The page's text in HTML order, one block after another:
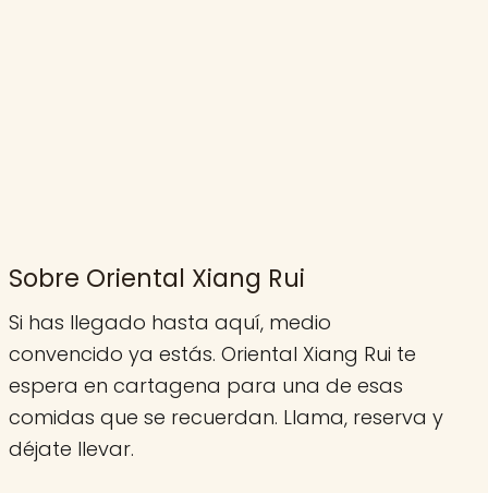
Sobre Oriental Xiang Rui
Si has llegado hasta aquí, medio
convencido ya estás. Oriental Xiang Rui te
espera en cartagena para una de esas
comidas que se recuerdan. Llama, reserva y
déjate llevar.